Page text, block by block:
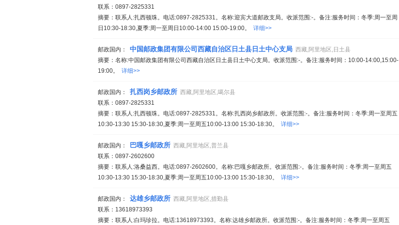
联系：0897-2825331
摘要：联系人:扎西顿珠。电话:0897-2825331。名称:迎宾大道邮政支局。收派范围:-。备注:服务时间：冬季:周一至周
日10:30-18:30,夏季:周一至周日10:00-14:00 15:00-19:00。 详细>>
邮政国内： 中国邮政集团有限公司西藏自治区日土县日土中心支局 西藏,阿里地区,日土县
摘要：名称:中国邮政集团有限公司西藏自治区日土县日土中心支局。收派范围:-。备注:服务时间：10:00-14:00,15:00-
19:00。 详细>>
邮政国内： 扎西岗乡邮政所 西藏,阿里地区,噶尔县
联系：0897-2825331
摘要：联系人:扎西顿珠。电话:0897-2825331。名称:扎西岗乡邮政所。收派范围:-。备注:服务时间：冬季:周一至周五
10:30-13:30 15:30-18:30,夏季:周一至周五10:00-13:00 15:30-18:30。 详细>>
邮政国内： 巴嘎乡邮政所 西藏,阿里地区,普兰县
联系：0897-2602600
摘要：联系人:洛桑益西。电话:0897-2602600。名称:巴嘎乡邮政所。收派范围:-。备注:服务时间：冬季:周一至周五
10:30-13:30 15:30-18:30,夏季:周一至周五10:00-13:00 15:30-18:30。 详细>>
邮政国内： 达雄乡邮政所 西藏,阿里地区,措勤县
联系：13618973393
摘要：联系人:白玛珍拉。电话:13618973393。名称:达雄乡邮政所。收派范围:-。备注:服务时间：冬季:周一至周五